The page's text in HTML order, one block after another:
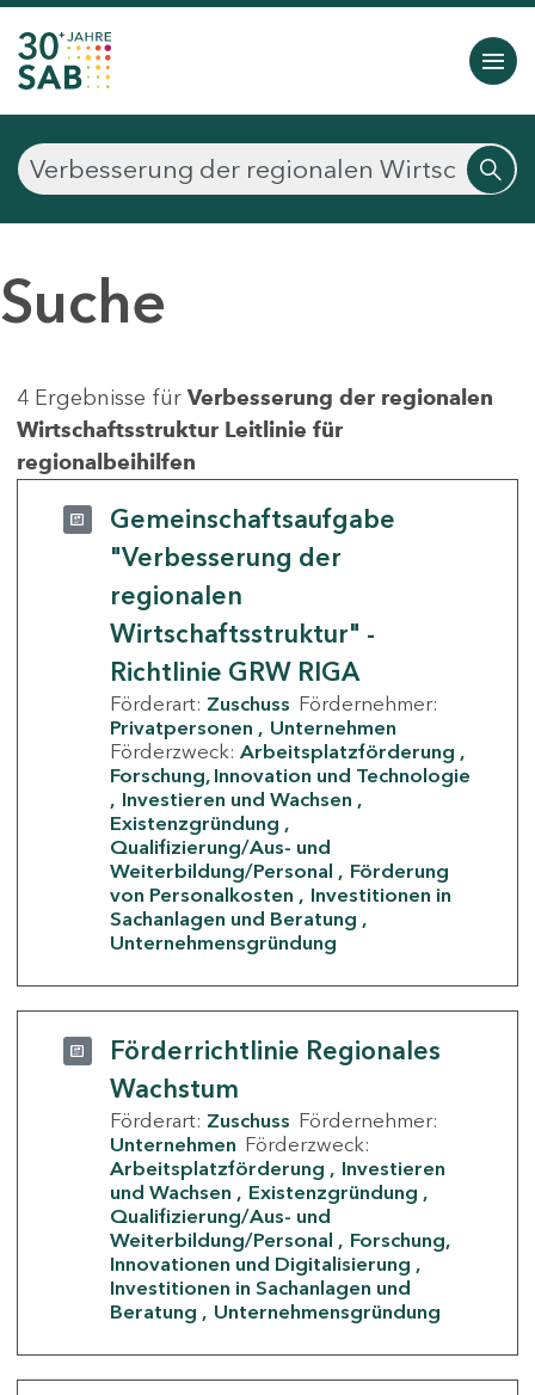
Suche
4 Ergebnisse für Verbesserung der regionalen
Wirtschaftsstruktur Leitlinie für
regionalbeihilfen
Gemeinschaftsaufgabe
"Verbesserung der
regionalen
Wirtschaftsstruktur" -
Richtlinie GRW RIGA
Förderart: Zuschuss Fördernehmer:
Privatpersonen
Unternehmen
Förderzweck: Arbeitsplatzförderung
Forschung, Innovation und Technologie
Investieren und Wachsen
Existenzgründung
Qualifizierung/Aus- und
Weiterbildung/Personal
Förderung
von Personalkosten
Investitionen in
Sachanlagen und Beratung
Unternehmensgründung
Förderrichtlinie Regionales
Wachstum
Förderart: Zuschuss Fördernehmer:
Unternehmen Förderzweck:
Arbeitsplatzförderung
Investieren
und Wachsen
Existenzgründung
Qualifizierung/Aus- und
Weiterbildung/Personal
Forschung,
Innovationen und Digitalisierung
Investitionen in Sachanlagen und
Beratung
Unternehmensgründung